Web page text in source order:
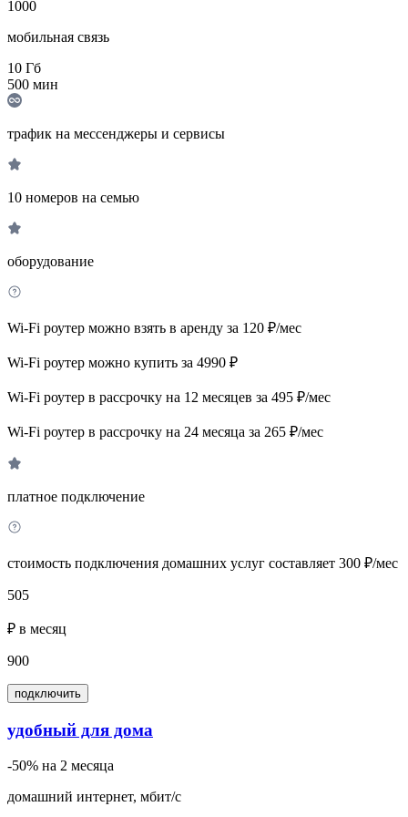
1000
мобильная связь
10 Гб
500 мин
трафик на мессенджеры и сервисы
10 номеров на семью
оборудование
Wi-Fi роутер можно взять в аренду за 120 ₽/мес
Wi-Fi роутер можно купить за 4990 ₽
Wi-Fi роутер в рассрочку на 12 месяцев за 495 ₽/мес
Wi-Fi роутер в рассрочку на 24 месяца за 265 ₽/мес
платное подключение
стоимость подключения домашних услуг составляет 300 ₽/мес
505
₽ в месяц
900
подключить
удобный для дома
-50% на 2 месяца
домашний интернет, мбит/с